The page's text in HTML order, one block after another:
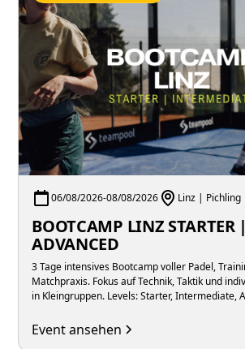
06/08/2026-08/08/2026 Linz | Pichling
BOOTCAMP LINZ STARTER |
ADVANCED
3 Tage intensives Bootcamp voller Padel,
Matchpraxis. Fokus auf Technik, Taktik und
in Kleingruppen. Levels: Starter, Intermediate,
Event ansehen